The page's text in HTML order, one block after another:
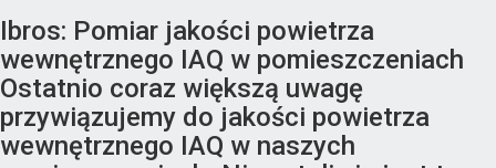
Ibros: Pomiar jakości powietrza
wewnętrznego IAQ w pomieszczeniach
Ostatnio coraz większą uwagę
przywiązujemy do jakości powietrza
wewnętrznego IAQ w naszych